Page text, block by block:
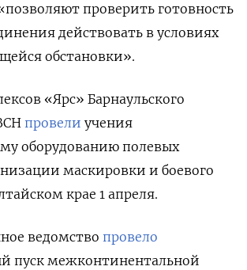
проверить готовность
действовать в условиях
обстановки».
«Ярс» Барнаульского
провели учения
оборудованию полевых
маскировки и боевого
крае 1 апреля.
ведомство провело
пуск межконтинентальной